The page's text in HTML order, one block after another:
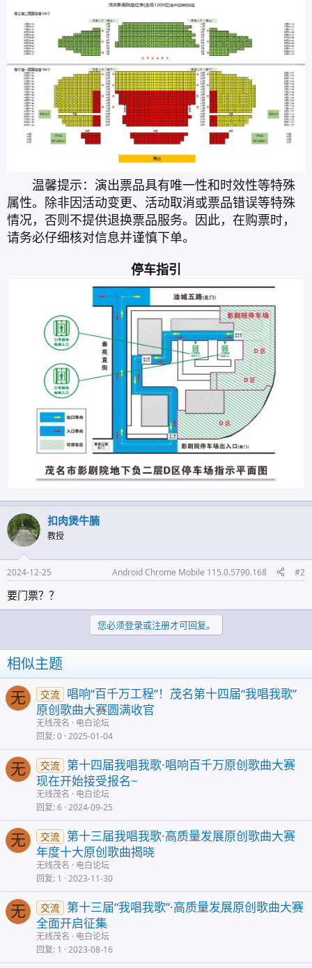
温馨提示：演出票品具有唯一性和时效性等特殊
属性。除非因活动变更、活动取消或票品错误等特殊
情况，否则不提供退换票品服务。因此，在购票时，
请务必仔细核对信息并谨慎下单。
停车指引
扣肉煲牛腩
教授
2024-12-25 Android Chrome Mobile 115.0.5790.168 #2
要门票？？
您必须登录或注册才可回复。
相似主题
无 交流
唱响“百千万工程”！茂名第十四届“我唱我歌”
原创歌曲大赛圆满收官
无线茂名
电白论坛
回复 0 2025-01-04
无 交流
第十四届我唱我歌·唱响百千万原创歌曲大赛
现在开始接受报名~
无线茂名
电白论坛
回复 6 2024-09-25
无 交流
第十三届我唱我歌·高质量发展原创歌曲大赛
年度十大原创歌曲揭晓
无线茂名
电白论坛
回复 1 2023-11-30
无 交流
第十三届“我唱我歌”·高质量发展原创歌曲大赛
全面开启征集
无线茂名
电白论坛
回复 1 2023-08-16